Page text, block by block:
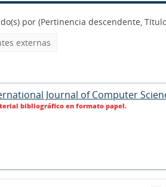
por (Pertinencia descendente,
externas
Journal of Computer
bibliográfico en formato papel.